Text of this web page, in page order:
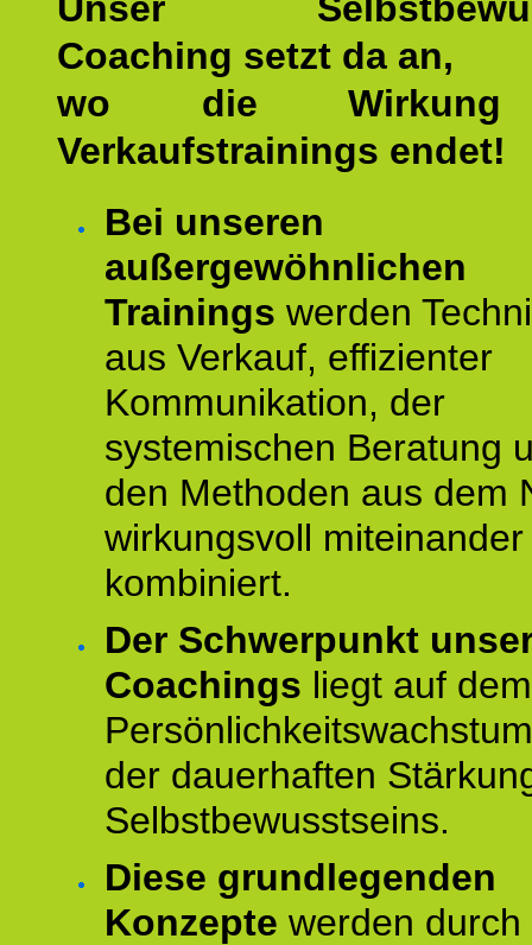
Coaching setzt da an,
wo die Wirkung
Verkaufstrainings endet!
Bei unseren
außergewöhnlichen
Trainings werden
aus Verkauf, effizienter
Kommunikation, der
systemischen Beratung
den Methoden aus dem
wirkungsvoll miteinander
kombiniert.
Der Schwerpunkt
Coachings liegt auf dem
der dauerhaften
Selbstbewusstseins.
Diese grundlegenden
Konzepte werden durch